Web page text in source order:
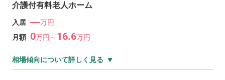
介護付有料老人ホーム
入居 ―万円
月額 0万円～ 16.6万円
相場傾向について詳しく見る